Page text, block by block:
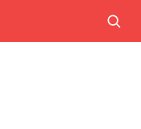
Covid,
e poteri
per il
corsi su